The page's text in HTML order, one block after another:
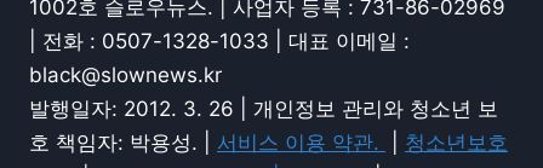
1002호 슬로우뉴스. | 사업자 등록 : 731-86-02969
| 전화 : 0507-1328-1033 | 대표 이메일 :
black@slownews.kr
발행일자: 2012. 3. 26 | 개인정보 관리와 청소년 보
호 책임자: 박용성. | 서비스 이용 약관.
청소년보호